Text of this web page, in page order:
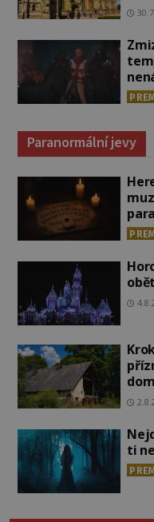
Paranormální jevy
ti